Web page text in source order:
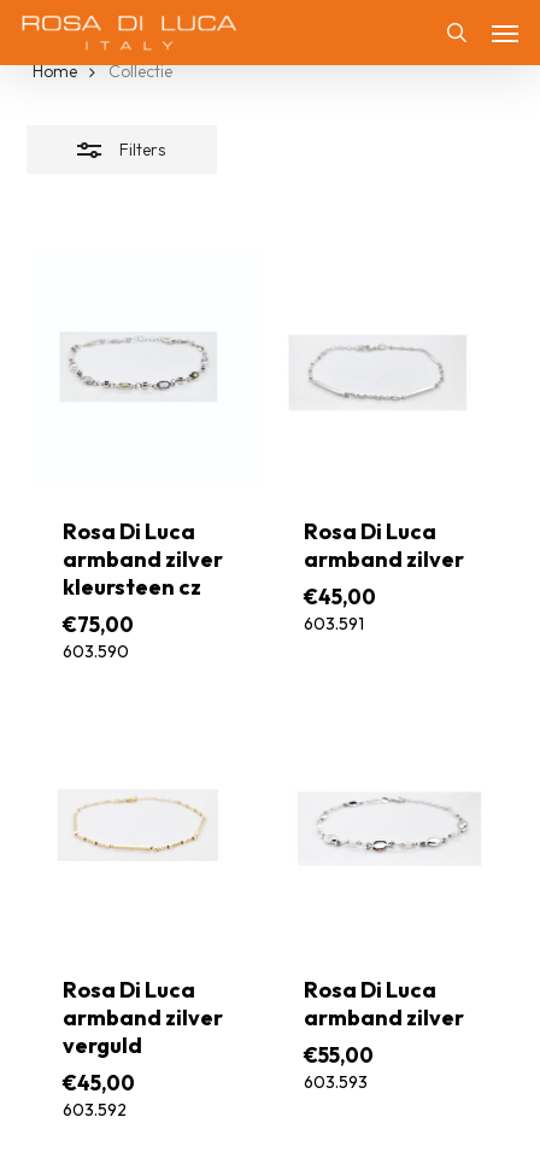
Skip
main
Collectie
Home Collectie
Filters
Filters
Rosa Di Luca
armband zilver
kleursteen cz
€75,00
603.590
Rosa Di Luca
armband zilver
€45,00
603.591
Rosa Di Luca
armband zilver
verguld
€45,00
603.592
Rosa Di Luca
armband zilver
€55,00
603.593